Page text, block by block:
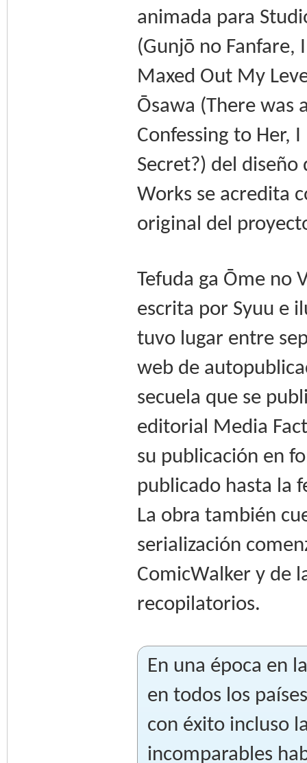
animada para
(Gunjō no Fanfare,
Maxed Out My
Ōsawa (There was
Confessing to Her,
Secret?) del
Works se acredita
original del
Tefuda ga Ōme no
escrita por Syuu e
tuvo lugar entre
web de
secuela que se
editorial Media
su publicación en
publicado hasta la
La obra también
serialización
ComicWalker y de
recopilatorios.
En una época en
en todos los
con éxito incluso
incomparables